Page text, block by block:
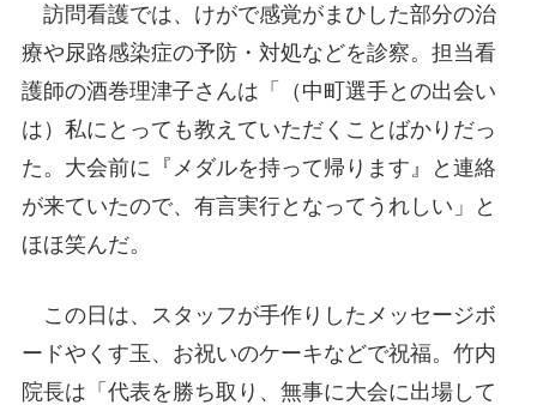
訪問看護では、けがで感覚がまひした部分の治
療や尿路感染症の予防・対処などを診察。担当看
護師の酒巻理津子さんは「（中町選手との出会い
は）私にとっても教えていただくことばかりだっ
た。大会前に『メダルを持って帰ります』と連絡
が来ていたので、有言実行となってうれしい」と
ほほ笑んだ。
この日は、スタッフが手作りしたメッセージボ
ードやくす玉、お祝いのケーキなどで祝福。竹内
院長は「代表を勝ち取り、無事に大会に出場して